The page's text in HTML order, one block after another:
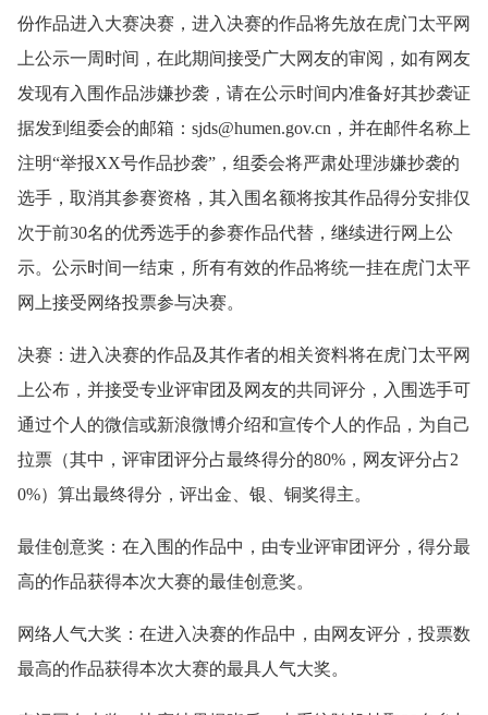
份作品进入大赛决赛，进入决赛的作品将先放在虎门太平网
上公示一周时间，在此期间接受广大网友的审阅，如有网友
发现有入围作品涉嫌抄袭，请在公示时间内准备好其抄袭证
据发到组委会的邮箱：sjds@humen.gov.cn，并在邮件名称上
注明“举报XX号作品抄袭”，组委会将严肃处理涉嫌抄袭的
选手，取消其参赛资格，其入围名额将按其作品得分安排仅
次于前30名的优秀选手的参赛作品代替，继续进行网上公
示。公示时间一结束，所有有效的作品将统一挂在虎门太平
网上接受网络投票参与决赛。
决赛：进入决赛的作品及其作者的相关资料将在虎门太平网
上公布，并接受专业评审团及网友的共同评分，入围选手可
通过个人的微信或新浪微博介绍和宣传个人的作品，为自己
拉票（其中，评审团评分占最终得分的80%，网友评分占2
0%）算出最终得分，评出金、银、铜奖得主。
最佳创意奖：在入围的作品中，由专业评审团评分，得分最
高的作品获得本次大赛的最佳创意奖。
网络人气大奖：在进入决赛的作品中，由网友评分，投票数
最高的作品获得本次大赛的最具人气大奖。